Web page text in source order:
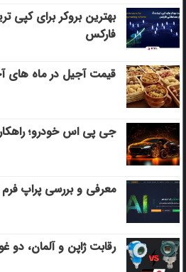
بهترین بروکر برای کپی‌
فارکس
قیمت آجیل در ماه های
جی پی اس خودرو؛
معرفی و بررسی پراپ فرم
رقابت ژاپن و آلمان،